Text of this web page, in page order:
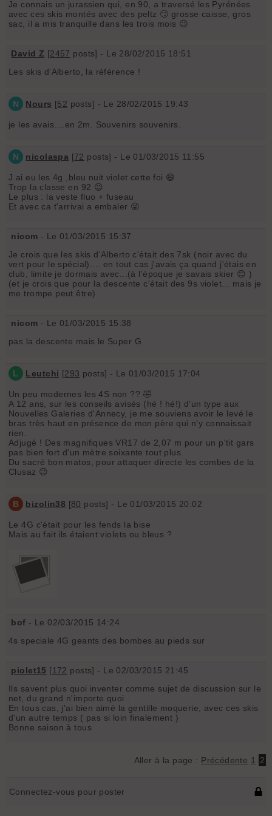
Je connais un jurassien qui, en 90, a traversé les Pyrénées
avec ces skis montés avec des peltz 🙄 grosse caisse, gros
sac, il a mis tranquille dans les trois mois 😉
David Z [2457 posts] - Le 28/02/2015 18:51
Les skis d'Alberto, la référence !
N Nours [52 posts] - Le 28/02/2015 19:43
je les avais....en 2m. Souvenirs souvenirs.
N nicolaspa [72 posts] - Le 01/03/2015 11:55
J ai eu les 4g ,bleu nuit violet cette foi 😄
Trop la classe en 92 😉
Le plus : la veste fluo + fuseau
Et avec ca t'arrivai a embaler 😜
nicom - Le 01/03/2015 15:37
Je crois que les skis d'Alberto c'était des 7sk (noir avec du
vert pour le spécial).... en tout cas j'avais ça quand j'étais en
club, limite je dormais avec...(à l'époque je savais skier 😊 )
(et je crois que pour la descente c'était des 9s violet... mais je
me trompe peut être)
nicom - Le 01/03/2015 15:38
pas la descente mais le Super G
L Leutchi [293 posts] - Le 01/03/2015 17:04
Un peu modernes les 4S non ?? 🤣
A 12 ans, sur les conseils avisés (hé ! hé!) d'un type aux
Nouvelles Galeries d'Annecy, je me souviens avoir le levé le
bras très haut en présence de mon père qui n'y connaissait
rien.
Adjugé ! Des magnifiques VR17 de 2,07 m pour un p'tit gars
pas bien fort d'un mètre soixante tout plus.
Du sacré bon matos, pour attaquer directe les combes de la
Clusaz 😉
B bizolin38 [80 posts] - Le 01/03/2015 20:02
Le 4G c'était pour les fends la bise
Mais au fait ils étaient violets ou bleus ?
bof - Le 02/03/2015 14:24
4s speciale 4G geants des bombes au pieds sur
piolet15 [172 posts] - Le 02/03/2015 21:45
Ils savent plus quoi inventer comme sujet de discussion sur le
net, du grand n'importe quoi .
En tous cas, j'ai bien aimé la gentille moquerie, avec ces skis
d'un autre temps ( pas si loin finalement )
Bonne saison à tous
Aller à la page : Précédente 1 2
Connectez-vous pour poster